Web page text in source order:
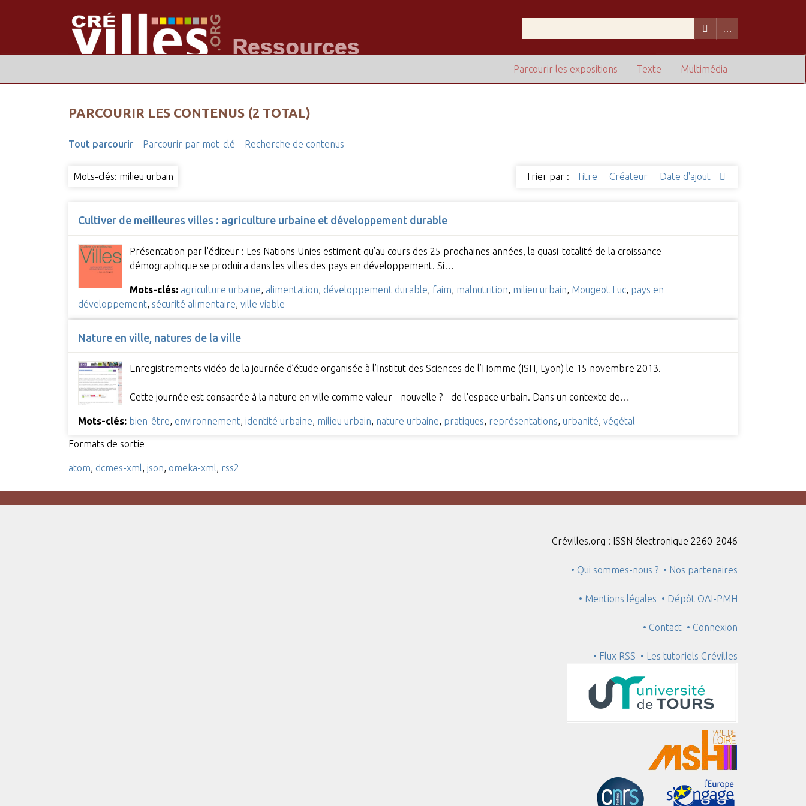
Multimédia
Texte
Parcourir les expositions
PARCOURIR LES CONTENUS (2 TOTAL)
Tout parcourir Parcourir par mot-clé Recherche de contenus
Mots-clés: milieu urbain Trier par : Titre Créateur Date d'ajout
Cultiver de meilleures villes : agriculture urbaine et développement durable
Présentation par l'éditeur : Les Nations Unies estiment qu’au cours des 25 prochaines années, la quasi-totalité de la croissance
démographique se produira dans les villes des pays en développement. Si…
Mots-clés: agriculture urbaine alimentation développement durable faim malnutrition milieu urbain Mougeot Luc, pays en
développement, sécurité alimentaire ville viable
Nature en ville, natures de la ville
Enregistrements vidéo de la journée d’étude organisée à l’Institut des Sciences de l’Homme (ISH, Lyon) le 15 novembre 2013.
Cette journée est consacrée à la nature en ville comme valeur - nouvelle ? - de l'espace urbain. Dans un contexte de…
Mots-clés: bien-être, environnement, identité urbaine, milieu urbain, nature urbaine, pratiques, représentations, urbanité, végétal
Formats de sortie
atom, dcmes-xml, json, omeka-xml, rss2
Crévilles.org : ISSN électronique 2260-2046
• Qui sommes-nous ? • Nos partenaires
• Mentions légales • Dépôt OAI-PMH
• Contact • Connexion
• Flux RSS • Les tutoriels Crévilles